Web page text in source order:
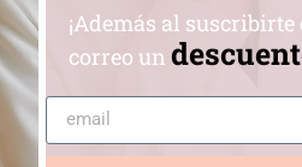
¡Además al
correo un